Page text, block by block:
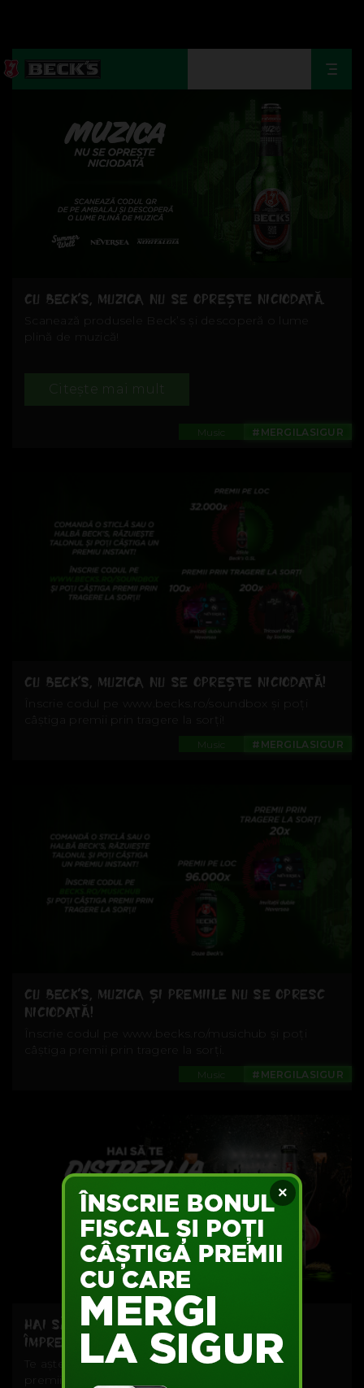
×
CU BECK’S, MUZICA NU SE OPREȘTE NICIODATĂ.
Scanează produsele Beck’s și descoperă o lume
plină de muzică!
Citește mai mult
#MERGILASIGUR
Music
CU BECK’S, MUZICA NU SE OPREȘTE NICIODATĂ!
Înscrie codul pe www.becks.ro/soundbox și poți
câștiga premii prin tragere la sorți!
#MERGILASIGUR
Music
CU BECK’S, MUZICA ȘI PREMIILE NU SE OPRESC
NICIODATĂ!
Înscrie codul pe www.becks.ro/musichub și poți
câștiga premii prin tragere la sorți.
#MERGILASIGUR
Music
HAI SĂ TE DISTREZI LA SUMMER WELL
ÎMPREUNĂ CU BECK'S
Te așteaptă trei zile pline de activități, surprize și
premii.